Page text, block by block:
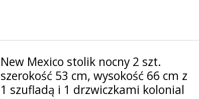
New Mexico stolik nocny 2 szt.
szerokość 53 cm, wysokość 66 cm z
1 szufladą i 1 drzwiczkami kolonial